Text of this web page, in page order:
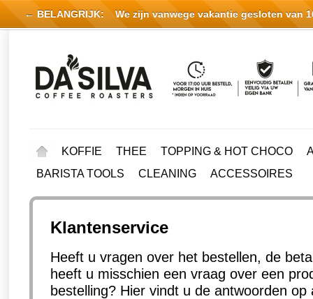
KOFFIE THEE TOPPING & HOT CHOCO
BARISTA TOOLS
CLEANING ACCESSOIRES
Klantenservice
Heeft u vragen over het bestellen, de
heeft u misschien een vraag over een
bestelling? Hier vindt u de antwoorden
← BELANGRIJK: We zijn vanwege vakantie gesloten van